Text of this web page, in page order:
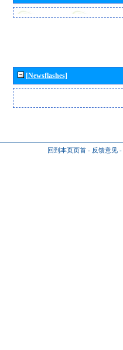
[Newsflashes]
回到本页页首 - 反馈意见 -